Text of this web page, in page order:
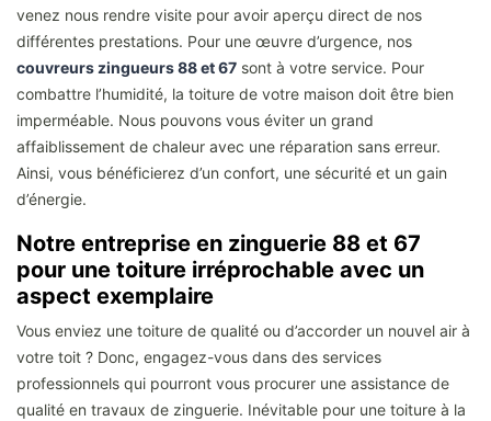
venez nous rendre visite pour avoir aperçu direct de nos
différentes prestations. Pour une œuvre d’urgence, nos
couvreurs zingueurs 88 et 67 sont à votre service. Pour
combattre l’humidité, la toiture de votre maison doit être bien
imperméable. Nous pouvons vous éviter un grand
affaiblissement de chaleur avec une réparation sans erreur.
Ainsi, vous bénéficierez d’un confort, une sécurité et un gain
d’énergie.
Notre entreprise en zinguerie 88 et 67
pour une toiture irréprochable avec un
aspect exemplaire
Vous enviez une toiture de qualité ou d’accorder un nouvel air à
votre toit ? Donc, engagez-vous dans des services
professionnels qui pourront vous procurer une assistance de
qualité en travaux de zinguerie. Inévitable pour une toiture à la